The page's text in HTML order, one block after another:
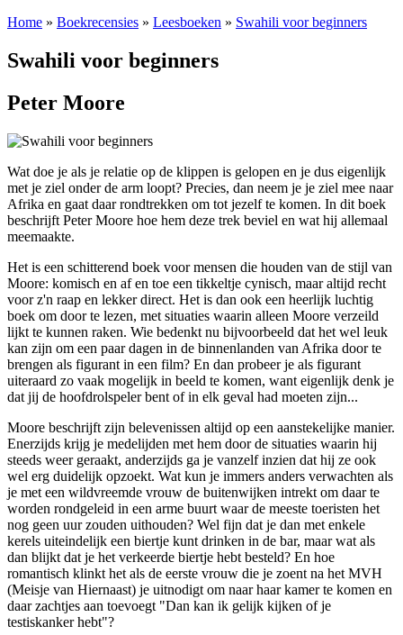
Home » Boekrecensies » Leesboeken » Swahili voor beginners
Swahili voor beginners
Peter Moore
Wat doe je als je relatie op de klippen is gelopen en je dus eigenlijk
met je ziel onder de arm loopt? Precies, dan neem je je ziel mee naar
Afrika en gaat daar rondtrekken om tot jezelf te komen. In dit boek
beschrijft Peter Moore hoe hem deze trek beviel en wat hij allemaal
meemaakte.
Het is een schitterend boek voor mensen die houden van de stijl van
Moore: komisch en af en toe een tikkeltje cynisch, maar altijd recht
voor z'n raap en lekker direct. Het is dan ook een heerlijk luchtig
boek om door te lezen, met situaties waarin alleen Moore verzeild
lijkt te kunnen raken. Wie bedenkt nu bijvoorbeeld dat het wel leuk
kan zijn om een paar dagen in de binnenlanden van Afrika door te
brengen als figurant in een film? En dan probeer je als figurant
uiteraard zo vaak mogelijk in beeld te komen, want eigenlijk denk je
dat jij de hoofdrolspeler bent of in elk geval had moeten zijn...
Moore beschrijft zijn belevenissen altijd op een aanstekelijke manier.
Enerzijds krijg je medelijden met hem door de situaties waarin hij
steeds weer geraakt, anderzijds ga je vanzelf inzien dat hij ze ook
wel erg duidelijk opzoekt. Wat kun je immers anders verwachten als
je met een wildvreemde vrouw de buitenwijken intrekt om daar te
worden rondgeleid in een arme buurt waar de meeste toeristen het
nog geen uur zouden uithouden? Wel fijn dat je dan met enkele
kerels uiteindelijk een biertje kunt drinken in de bar, maar wat als
dan blijkt dat je het verkeerde biertje hebt besteld? En hoe
romantisch klinkt het als de eerste vrouw die je zoent na het MVH
(Meisje van Hiernaast) je uitnodigt om naar haar kamer te komen en
daar zachtjes aan toevoegt "Dan kan ik gelijk kijken of je
testiskanker hebt"?